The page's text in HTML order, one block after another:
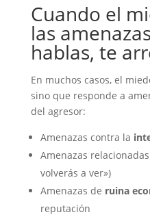
Cuando el
las
hablas, te
En muchos casos, el
sino que responde a
del agresor:
Amenazas contra la
Amenazas
volverás a ver»)
Amenazas de ruina
reputación